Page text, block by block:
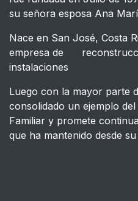
su señora esposa Ana
Nace en San José, Costa
empresa de
instalaciones
Luego con la mayor parte
consolidado un ejemplo
Familiar y promete
que ha mantenido desde